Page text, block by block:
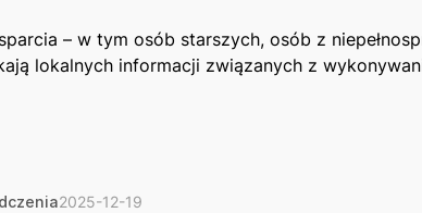
– w tym osób starszych, osób z
lokalnych informacji związanych z
2025-12-19